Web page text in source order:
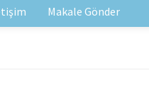
Makale Gönder